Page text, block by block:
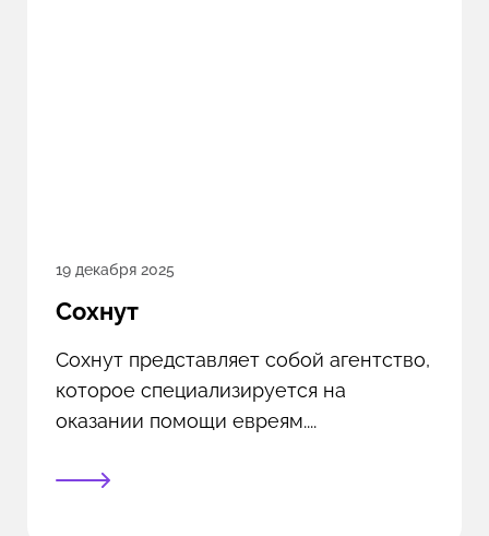
19 декабря 2025
Сохнут
Сохнут представляет собой агентство,
которое специализируется на
оказании помощи евреям....